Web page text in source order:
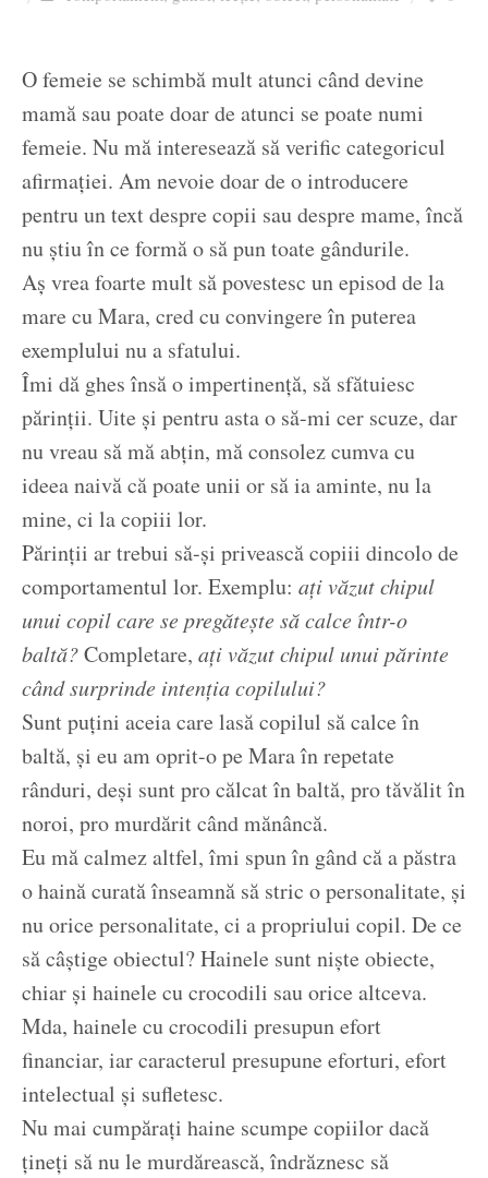
O femeie se schimbă mult atunci când devine
mamă sau poate doar de atunci se poate numi
femeie. Nu mă interesează să verific categoricul
afirmației. Am nevoie doar de o introducere
pentru un text despre copii sau despre mame, încă
nu știu în ce formă o să pun toate gândurile.
Aș vrea foarte mult să povestesc un episod de la
mare cu Mara, cred cu convingere în puterea
exemplului nu a sfatului.
Îmi dă ghes însă o impertinență, să sfătuiesc
părinții. Uite și pentru asta o să-mi cer scuze, dar
nu vreau să mă abțin, mă consolez cumva cu
ideea naivă că poate unii or să ia aminte, nu la
mine, ci la copiii lor.
Părinții ar trebui să-și privească copiii dincolo de
comportamentul lor. Exemplu: ați văzut chipul
unui copil care se pregătește să calce într-o
baltă?Completare, ați văzut chipul unui părinte
când surprinde intenția copilului?
Sunt puțini aceia care lasă copilul să calce în
baltă, și eu am oprit-o pe Mara în repetate
rânduri, deși sunt pro călcat în baltă, pro tăvălit în
noroi, pro murdărit când mănâncă.
Eu mă calmez altfel, îmi spun în gând că a păstra
o haină curată înseamnă să stric o personalitate, și
nu orice personalitate, ci a propriului copil. De ce
să câștige obiectul? Hainele sunt niște obiecte,
chiar și hainele cu crocodili sau orice altceva.
Mda, hainele cu crocodili presupun efort
financiar, iar caracterul presupune eforturi, efort
intelectual și sufletesc.
Nu mai cumpărați haine scumpe copiilor dacă
țineți să nu le murdărească, îndrăznesc să